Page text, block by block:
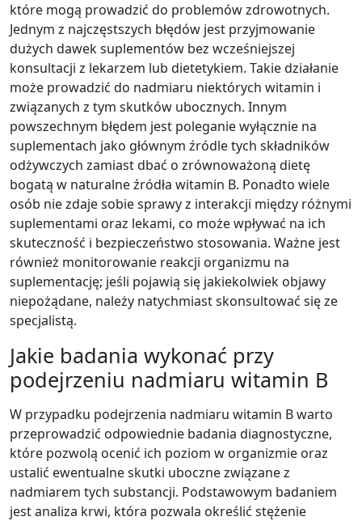
które mogą prowadzić do problemów zdrowotnych.
Jednym z najczęstszych błędów jest przyjmowanie
dużych dawek suplementów bez wcześniejszej
konsultacji z lekarzem lub dietetykiem. Takie działanie
może prowadzić do nadmiaru niektórych witamin i
związanych z tym skutków ubocznych. Innym
powszechnym błędem jest poleganie wyłącznie na
suplementach jako głównym źródle tych składników
odżywczych zamiast dbać o zrównoważoną dietę
bogatą w naturalne źródła witamin B. Ponadto wiele
osób nie zdaje sobie sprawy z interakcji między różnymi
suplementami oraz lekami, co może wpływać na ich
skuteczność i bezpieczeństwo stosowania. Ważne jest
również monitorowanie reakcji organizmu na
suplementację; jeśli pojawią się jakiekolwiek objawy
niepożądane, należy natychmiast skonsultować się ze
specjalistą.
Jakie badania wykonać przy
podejrzeniu nadmiaru witamin B
W przypadku podejrzenia nadmiaru witamin B warto
przeprowadzić odpowiednie badania diagnostyczne,
które pozwolą ocenić ich poziom w organizmie oraz
ustalić ewentualne skutki uboczne związane z
nadmiarem tych substancji. Podstawowym badaniem
jest analiza krwi, która pozwala określić stężenie